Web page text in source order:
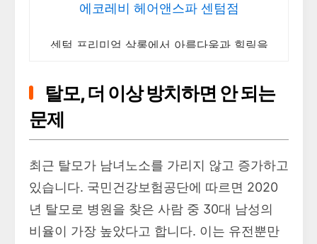
에코레비 헤어앤스파 센텀점
센텀 프리미엄 살롱에서 아름다움과 힐링을
탈모, 더 이상 방치하면 안 되는
문제
최근 탈모가 남녀노소를 가리지 않고 증가하고
있습니다. 국민건강보험공단에 따르면 2020
년 탈모로 병원을 찾은 사람 중 30대 남성의
비율이 가장 높았다고 합니다. 이는 유전뿐만